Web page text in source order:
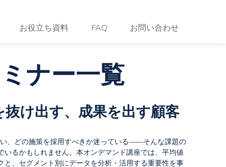
お役立ち資料 FAQ お問い合わせ
ナー一覧
抜け出す、成果を出す顧客
、どの施策を採用すべきか迷っている――そんな課題の
いるかもしれません。本オンデマンド講座では、平均値
と、セグメント別にデータを分析・活用する重要性を事